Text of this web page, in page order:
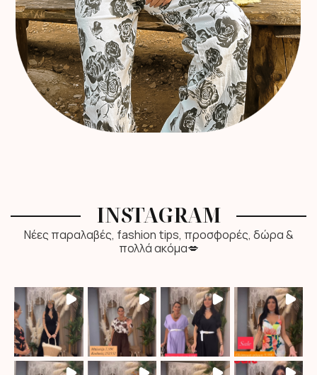
INSTAGRAM
Νέες παραλαβές, fashion tips, προσφορές, δώρα &
πολλά ακόμα💋